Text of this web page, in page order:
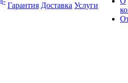
Гарантия Доставка Услуги